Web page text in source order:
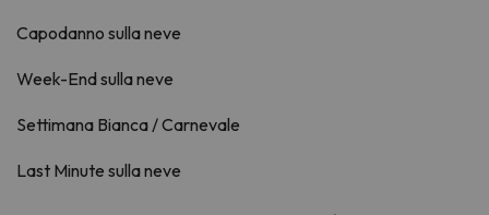
Capodanno sulla neve
Week-End sulla neve
Settimana Bianca / Carnevale
Last Minute sulla neve